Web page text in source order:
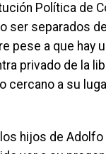
Política de
ser separados
pese a que hay
privado de la
cercano a su
hijos de